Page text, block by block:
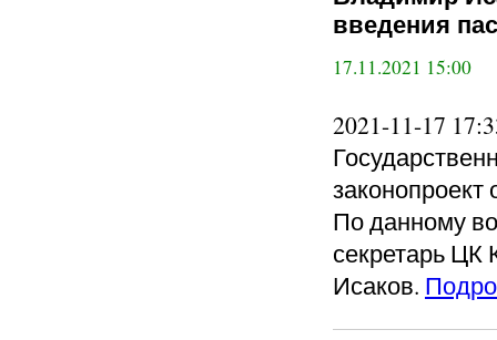
введения
17.11.2021 15:00
2021-11-17
По данному
секретарь
Исаков.